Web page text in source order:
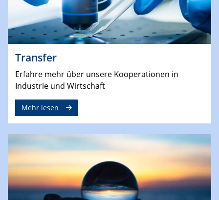
Transfer
Erfahre mehr über unsere Kooperationen in
Industrie und Wirtschaft
Mehr lesen